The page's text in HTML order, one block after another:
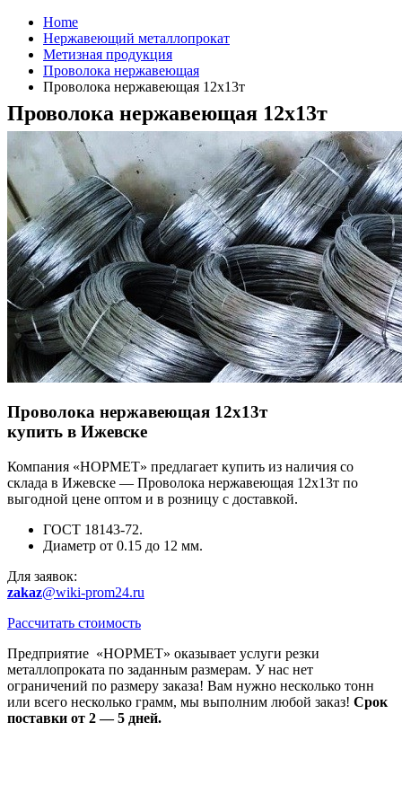
Home
Нержавеющий металлопрокат
Метизная продукция
Проволока нержавеющая
Проволока нержавеющая 12х13т
Проволока нержавеющая 12х13т
Проволока нержавеющая 12х13т
купить в Ижевске
Компания «НОРМЕТ» предлагает купить из наличия со
склада в Ижевске — Проволока нержавеющая 12х13т по
выгодной цене оптом и в розницу с доставкой.
ГОСТ 18143-72.
Диаметр от 0.15 до 12 мм.
Для заявок:
zakaz@wiki-prom24.ru
Рассчитать стоимость
Предприятие «НОРМЕТ» оказывает услуги резки
металлопроката по заданным размерам. У нас нет
ограничений по размеру заказа! Вам нужно несколько тонн
или всего несколько грамм, мы выполним любой заказ! Срок
поставки от 2 — 5 дней.